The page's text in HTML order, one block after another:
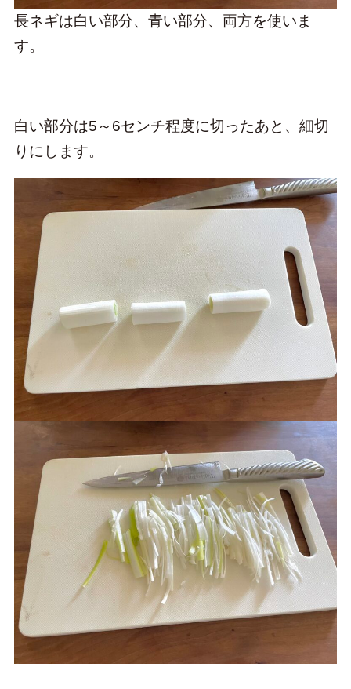
長ネギは白い部分、青い部分、両方を使いま
す。
白い部分は5～6センチ程度に切ったあと、細切
りにします。